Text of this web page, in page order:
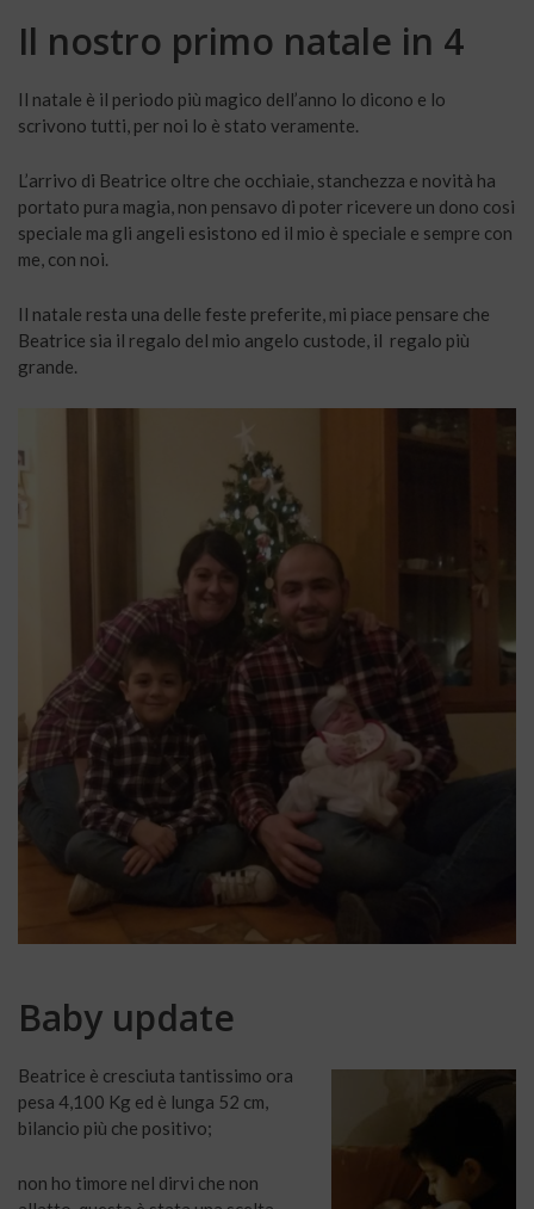
Il nostro primo natale in 4
Il natale è il periodo più magico dell’anno lo dicono e lo
scrivono tutti, per noi lo è stato veramente.
L’arrivo di Beatrice oltre che occhiaie, stanchezza e novità ha
portato pura magia, non pensavo di poter ricevere un dono cosi
speciale ma gli angeli esistono ed il mio è speciale e sempre con
me, con noi.
Il natale resta una delle feste preferite, mi piace pensare che
Beatrice sia il regalo del mio angelo custode, il regalo più
grande.
Baby update
Beatrice è cresciuta tantissimo ora
pesa 4,100 Kg ed è lunga 52 cm,
bilancio più che positivo;
non ho timore nel dirvi che non